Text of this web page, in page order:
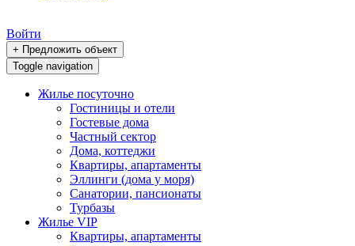
Войти
+ Предложить объект
Toggle navigation
Жилье посуточно
Гостиницы и отели
Гостевые дома
Частный сектор
Дома, коттеджи
Квартиры, апартаменты
Эллинги (дома у моря)
Санатории, пансионаты
Турбазы
Жилье VIP
Квартиры, апартаменты